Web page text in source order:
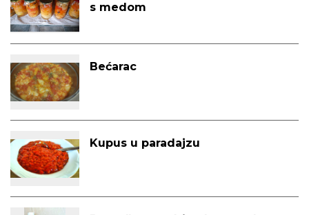
s medom
Bećarac
Kupus u paradajzu